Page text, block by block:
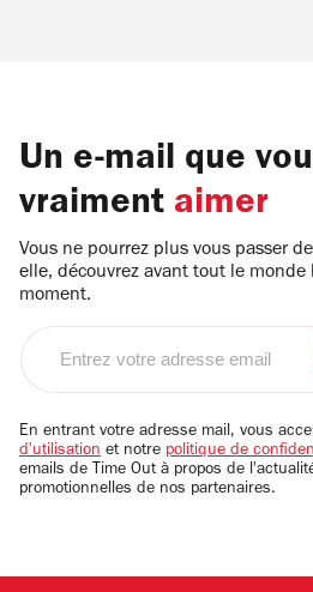
Un e-mail que
vraiment aimer
Vous ne pourrez plus vous passer
elle, découvrez avant tout le
moment.
email
En entrant votre adresse mail, vous
d'utilisation et notre politique de
emails de Time Out à propos de
promotionnelles de nos partenaires.